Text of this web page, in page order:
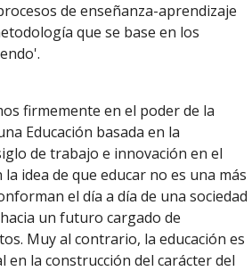
de enseñanza-aprendizaje
que se base en los
firmemente en el poder de la
Educación basada en la
de trabajo e innovación en el
idea de que educar no es una más
el día a día de una sociedad
un futuro cargado de
Muy al contrario, la educación es
la construcción del carácter del